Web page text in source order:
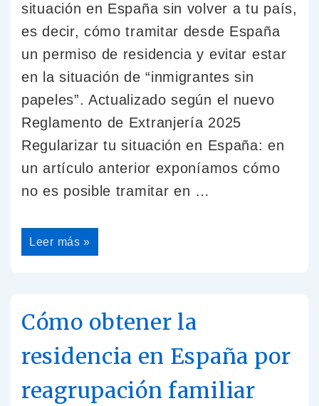
situación en España sin volver a tu país,
es decir, cómo tramitar desde España
un permiso de residencia y evitar estar
en la situación de “inmigrantes sin
papeles”. Actualizado según el nuevo
Reglamento de Extranjería 2025
Regularizar tu situación en España: en
un artículo anterior exponíamos cómo
no es posible tramitar en …
Regularizar
mi
situación
que
volver
país
papeles”)
Leer más »
Cómo obtener la
residencia en España por
reagrupación familiar